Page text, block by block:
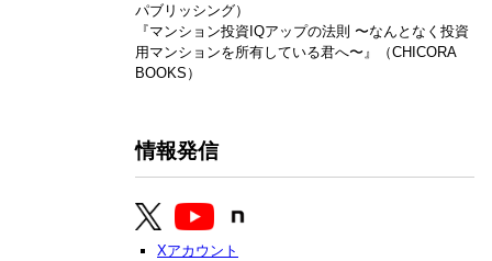
パブリッシング）
『マンション投資IQアップの法則 〜なんとなく投資
用マンションを所有している君へ〜』（CHICORA
BOOKS）
情報発信
Xアカウント